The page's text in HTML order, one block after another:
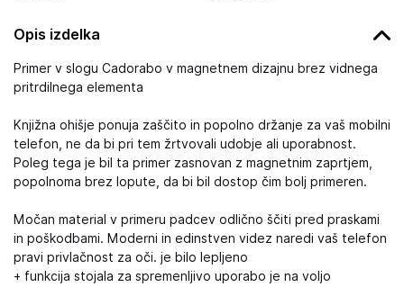
Opis izdelka
Primer v slogu Cadorabo v magnetnem dizajnu brez vidnega
pritrdilnega elementa
Knjižna ohišje ponuja zaščito in popolno držanje za vaš mobilni
telefon, ne da bi pri tem žrtvovali udobje ali uporabnost.
Poleg tega je bil ta primer zasnovan z magnetnim zaprtjem,
popolnoma brez lopute, da bi bil dostop čim bolj primeren.
Močan material v primeru padcev odlično ščiti pred praskami
in poškodbami. Moderni in edinstven videz naredi vaš telefon
pravi privlačnost za oči. je bilo lepljeno
+ funkcija stojala za spremenljivo uporabo je na voljo